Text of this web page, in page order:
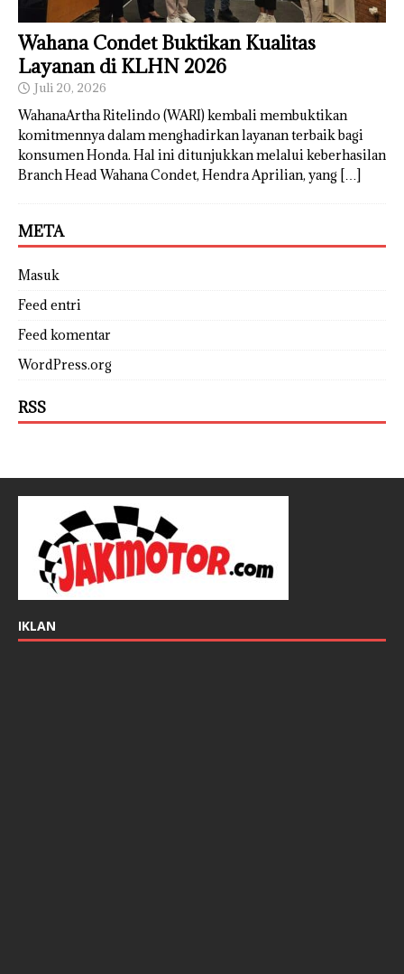
Wahana Condet Buktikan Kualitas
Layanan di KLHN 2026
Juli 20, 2026
WahanaArtha Ritelindo (WARI) kembali membuktikan
komitmennya dalam menghadirkan layanan terbaik bagi
konsumen Honda. Hal ini ditunjukkan melalui keberhasilan
Branch Head Wahana Condet, Hendra Aprilian, yang […]
META
Masuk
Feed entri
Feed komentar
WordPress.org
RSS
IKLAN